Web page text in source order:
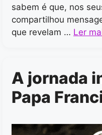
sabem é que, nos
compartilhou
que revelam … Ler
A jornada
Papa